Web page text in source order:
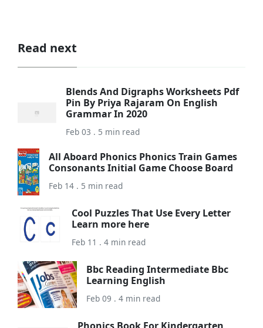
Read next
Blends And Digraphs Worksheets Pdf
Pin By Priya Rajaram On English
Grammar In 2020
Feb 03 . 5 min read
All Aboard Phonics Phonics Train Games
Consonants Initial Game Choose Board
Feb 14 . 5 min read
Cool Puzzles That Use Every Letter
Learn more here
Feb 11 . 4 min read
Bbc Reading Intermediate Bbc
Learning English
Feb 09 . 4 min read
Phonics Book For Kindergarten